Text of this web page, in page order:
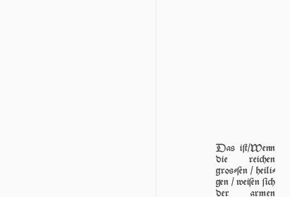
Das iſt/Wenn
die reichen
groſ­ſen / heili­
gen / weiſen ſich
der armen